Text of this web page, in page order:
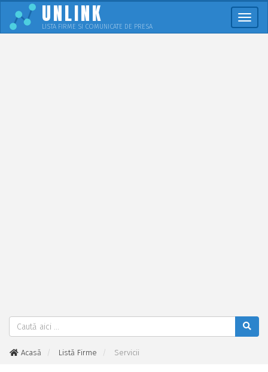
UNLINK
LISTA FIRME SI COMUNICATE DE PRESA
Acasă Listă Firme Servicii